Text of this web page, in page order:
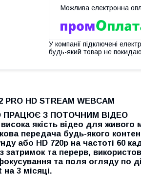
У компанії підключені
будь-який товар не
HD STREAM WEBCAM
ПРАЦЮЄ З ПОТОЧНИМ ВІДЕО
якість відео для живого
передача будь-якого
або HD 720p на частоті 60
затримок та перерв,
та поля огляду по
3 місяці.